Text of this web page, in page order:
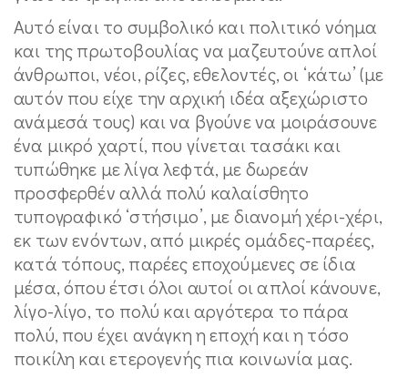
Αυτό είναι το συμβολικό και πολιτικό νόημα
και της πρωτοβουλίας να μαζευτούνε απλοί
άνθρωποι, νέοι, ρίζες, εθελοντές, οι ‘κάτω’ (με
αυτόν που είχε την αρχική ιδέα αξεχώριστο
ανάμεσά τους) και να βγούνε να μοιράσουνε
ένα μικρό χαρτί, που γίνεται τασάκι και
τυπώθηκε με λίγα λεφτά, με δωρεάν
προσφερθέν αλλά πολύ καλαίσθητο
τυπογραφικό ‘στήσιμο’, με διανομή χέρι-χέρι,
εκ των ενόντων, από μικρές ομάδες-παρέες,
κατά τόπους, παρέες εποχούμενες σε ίδια
μέσα, όπου έτσι όλοι αυτοί οι απλοί κάνουνε,
λίγο-λίγο, το πολύ και αργότερα το πάρα
πολύ, που έχει ανάγκη η εποχή και η τόσο
ποικίλη και ετερογενής πια κοινωνία μας.